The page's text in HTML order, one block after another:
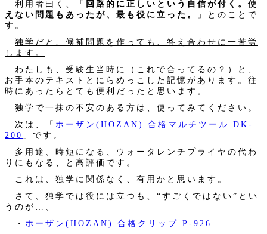
利用者曰く、「 回路的に正しいという自信が付く。使
えない問題もあったが、最も役に立った。
」とのことで
す。
独学だと、候補問題を作っても、答え合わせに一苦労
します。
わたしも、受験生当時に（これで合ってるの？）と、
お手本のテキストとにらめっこした記憶があります。往
時にあったらとても便利だったと思います。
独学で一抹の不安のある方は、使ってみてください。
次は、「 ホーザン(HOZAN) 合格マルチツール DK-
200 」です。
多用途、時短になる、ウォータレンチプライヤの代わ
りにもなる、と高評価です。
これは、独学に関係なく、有用かと思います。
さて、独学では役には立つも、“すごくではない”とい
うのが…、
・ ホーザン(HOZAN) 合格クリップ P-926